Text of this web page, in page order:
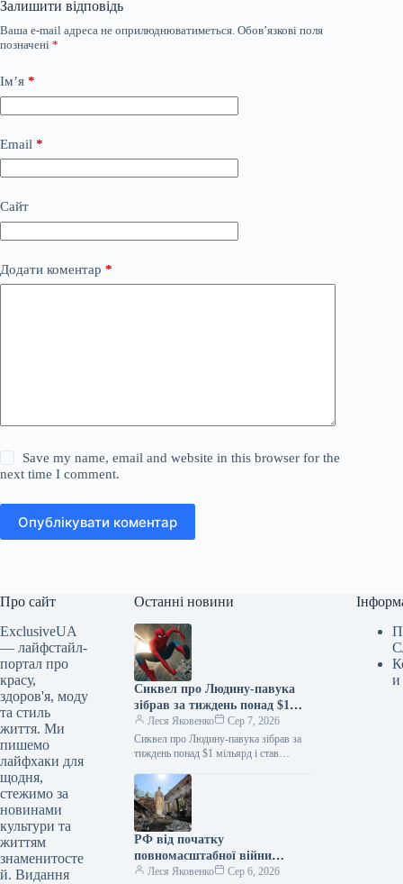
Залишити відповідь
Ваша e-mail адреса не оприлюднюватиметься. Обов’язкові поля
позначені *
Ім’я *
Email *
Сайт
Додати коментар *
Save my name, email and website in this browser for the
next time I comment.
Опублікувати коментар
Про сайт
ExclusiveUA
— лайфстайл-
портал про
красу,
здоров'я, моду
та стиль
життя. Ми
пишемо
лайфхаки для
щодня,
стежимо за
новинами
культури та
життям
знаменитосте
й. Видання
Останні новини
Сиквел про Людину-павука
зібрав за тиждень понад $1
мільярд і став найкасовішим
фільмом року
Леся Яковенко
Сер 7, 2026
Сиквел про Людину-павука зібрав за
тиждень понад $1 мільярд і став
06.08.2026 10:28 Укрінформ Стрічка
«Людина-павук: Абсолютно…
РФ від початку
повномасштабної війни
пошкодила в Україні майже 2
Леся Яковенко
Сер 6, 2026
и